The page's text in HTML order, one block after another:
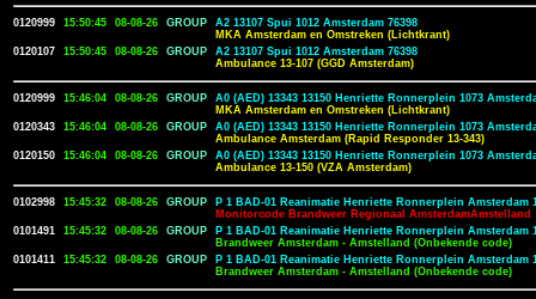
0120999 15:50:45 08-08-26 GROUP
A2 13107 Spui 1012 Amsterdam 76398
MKA Amsterdam en Omstreken (Lichtkrant)
0120107
15:50:45 08-08-26 GROUP
A2 13107 Spui 1012 Amsterdam 76398
Ambulance 13-107 (GGD Amsterdam)
0120999 15:46:04 08-08-26 GROUP
A0 (AED) 13343 13150 Henriette Ronnerplein 1073
MKA Amsterdam en Omstreken (Lichtkrant)
0120343
15:46:04 08-08-26 GROUP
A0 (AED) 13343 13150 Henriette Ronnerplein 1073
Ambulance Amsterdam (Rapid Responder 13-343)
0120150
15:46:04 08-08-26 GROUP
A0 (AED) 13343 13150 Henriette Ronnerplein 1073
Ambulance 13-150 (VZA Amsterdam)
0102998 15:45:32 08-08-26 GROUP
P 1 BAD-01 Reanimatie Henriette Ronnerplein Amsterdam
Monitorcode Brandweer Regionaal AmsterdamAmstelland
0101491
15:45:32 08-08-26 GROUP
P 1 BAD-01 Reanimatie Henriette Ronnerplein Amsterdam
Brandweer Amsterdam - Amstelland (Onbekende code)
0101411
15:45:32 08-08-26 GROUP
P 1 BAD-01 Reanimatie Henriette Ronnerplein Amsterdam
Brandweer Amsterdam - Amstelland (Onbekende code)